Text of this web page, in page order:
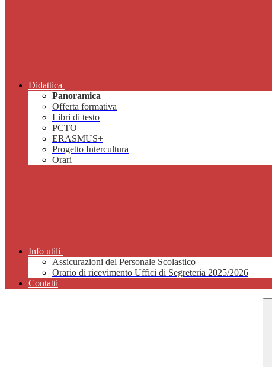
Didattica
Panoramica
Offerta formativa
Libri di testo
PCTO
ERASMUS+
Progetto Intercultura
Orari
Info utili
Assicurazioni del Personale Scolastico
Orario di ricevimento Uffici di Segreteria 2025/2026
Contatti